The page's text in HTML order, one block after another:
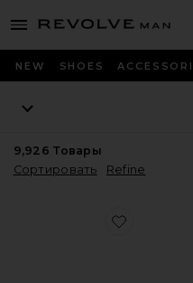
menu - shows more content
Revolve
NEW SHOES
9,926 Товары
Сортировать
Refine
Favorite